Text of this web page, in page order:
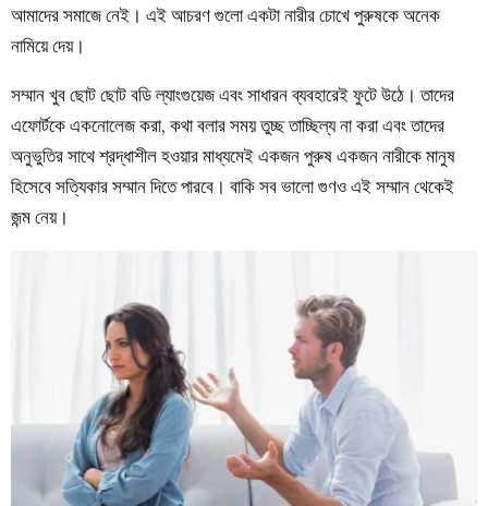
আমাদের সমাজে নেই। এই আচরণ গুলো একটা নারীর চোখে পুরুষকে অনেক
নামিয়ে দেয়।
সম্মান খুব ছোট ছোট বডি ল্যাংগুয়েজ এবং সাধারন ব্যবহারেই ফুটে উঠে। তাদের
এফোর্টকে একনোলেজ করা, কথা বলার সময় তুচ্ছ তাচ্ছিল্য না করা এবং তাদের
অনুভুতির সাথে শ্রদ্ধাশীল হওয়ার মাধ্যমেই একজন পুরুষ একজন নারীকে মানুষ
হিসেবে সত্যিকার সম্মান দিতে পারবে। বাকি সব ভালো গুণও এই সম্মান থেকেই
জন্ম নেয়।